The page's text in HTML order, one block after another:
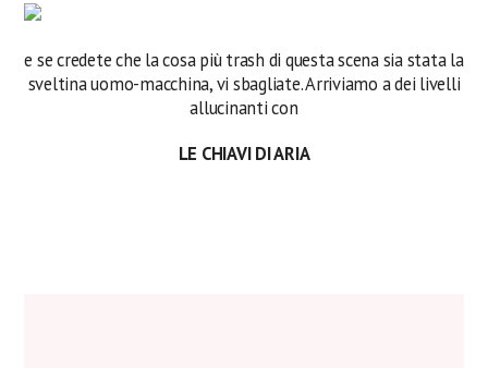
e se credete che la cosa più trash di questa scena sia stata la
sveltina uomo-macchina, vi sbagliate. Arriviamo a dei livelli
allucinanti con
LE CHIAVI DI ARIA